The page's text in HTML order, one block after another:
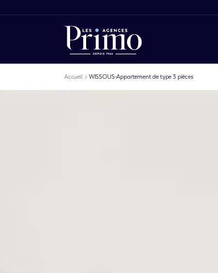
Accueil WISSOUS-Appartement de type 3 pièces